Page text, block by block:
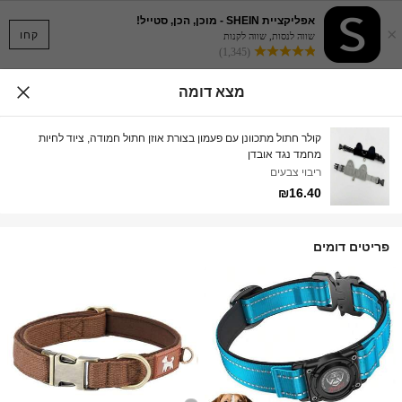
קחו ×
אפליקציית SHEIN - מוכן, הכן, סטייל!
שווה לנסות, שווה לקנות
(1,345)
מצא דומה
קולר חתול מתכוונן עם פעמון בצורת אוזן חתול חמודה, ציוד לחיות
מחמד נגד אובדן
ריבוי צבעים
₪16.40
פריטים דומים